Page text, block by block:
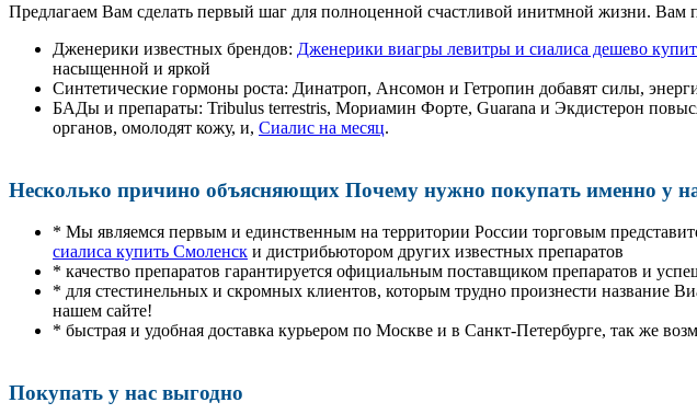
Предлагаем Вам сделать первый шаг для полноценной счастливой инитмной жизни. Вам
Дженерики известных брендов: Дженерики виагры левитры и сиалиса дешево
насыщенной и яркой
Синтетические гормоны роста: Динатроп, Ансомон и Гетропин добавят силы,
БАДы и препараты: Tribulus terrestris, Мориамин Форте, Guarana и Экдистерон
органов, омолодят кожу, и, Сиалис на месяц.
Несколько причино объясняющих Почему нужно покупать именно у
* Мы являемся первым и единственным на территории России торговым
сиалиса купить Смоленск и дистрибьютором других известных препаратов
* качество препаратов гарантируется официальным поставщиком препаратов и
* для стестинельных и скромных клиентов, которым трудно произнести название
нашем сайте!
* быстрая и удобная доставка курьером по Москве и в Санкт-Петербурге, так же
Покупать у нас выгодно